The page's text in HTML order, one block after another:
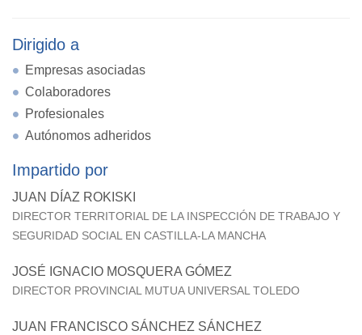
Dirigido a
Empresas asociadas
Colaboradores
Profesionales
Autónomos adheridos
Impartido por
JUAN DÍAZ ROKISKI
DIRECTOR TERRITORIAL DE LA INSPECCIÓN DE TRABAJO Y
SEGURIDAD SOCIAL EN CASTILLA-LA MANCHA
JOSÉ IGNACIO MOSQUERA GÓMEZ
DIRECTOR PROVINCIAL MUTUA UNIVERSAL TOLEDO
JUAN FRANCISCO SÁNCHEZ SÁNCHEZ